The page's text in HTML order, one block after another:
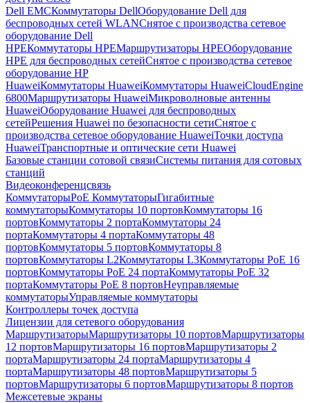
Dell EMCКоммутаторы DellОборудование Dell для
беспроводных сетей WLANСнятое с производства сетевое
оборудование Dell
HPEКоммутаторы HPEМаршрутизаторы HPEОборудование
HPE для беспроводных сетейСнятое с производства сетевое
оборудование HP
HuaweiКоммутаторы HuaweiКоммутаторы HuaweiCloudEngine
6800Маршрутизаторы HuaweiМикроволновые антенны
HuaweiОборудование Huawei для беспроводных
сетейРешения Huawei по безопасности сетиСнятое с
производства сетевое оборудование HuaweiТочки доступа
HuaweiТранспортные и оптические сети Huawei
Базовые станции сотовой связиСистемы питания для сотовых
станций
Видеоконференцсвязь
КоммутаторыPoE КоммутаторыГигабитные
коммутаторыКоммутаторы 10 портовКоммутаторы 16
портовКоммутаторы 2 портаКоммутаторы 24
портаКоммутаторы 4 портаКоммутаторы 48
портовКоммутаторы 5 портовКоммутаторы 8
портовКоммутаторы L2Коммутаторы L3Коммутаторы PoE 16
портовКоммутаторы PoE 24 портаКоммутаторы PoE 32
портаКоммутаторы PoE 8 портовНеуправляемые
коммутаторыУправляемые коммутаторы
Контроллеры точек доступа
Лицензии для сетевого оборудования
МаршрутизаторыМаршрутизаторы 10 портовМаршрутизаторы
12 портовМаршрутизаторы 16 портовМаршрутизаторы 2
портаМаршрутизаторы 24 портаМаршрутизаторы 4
портаМаршрутизаторы 48 портовМаршрутизаторы 5
портовМаршрутизаторы 6 портовМаршрутизаторы 8 портов
Межсетевые экраны